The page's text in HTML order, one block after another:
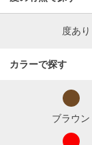
度あり
カラーで探す
ブラウン